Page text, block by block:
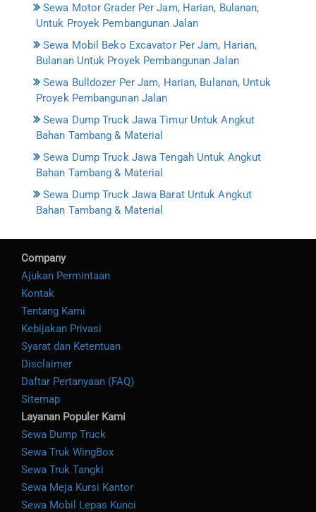
Sewa Motor Grader Per Jam, Harian, Bulanan,
Untuk Proyek Pembangunan Jalan
Sewa Mobil Beko Excavator Per Jam, Harian,
Bulanan Untuk Proyek Pembangunan Jalan
Sewa Bulldozer Per Jam, Harian, Bulanan, Untuk
Proyek Pembangunan Jalan
Sewa Dump Truck Jawa Timur Untuk Angkut
Bahan Tambang & Material
Sewa Dump Truck Jawa Tengah Untuk Angkut
Bahan Tambang & Material
Sewa Dump Truck Jawa Barat Untuk Angkut
Bahan Tambang & Material
Company
Ajukan Permintaan
Kontak
Tentang Kami
Kebijakan Privasi
Syarat dan Ketentuan
Disclaimer
Daftar Pertanyaan (FAQ)
Sitemap
Layanan Populer Kami
Sewa Dump Truck
Sewa Truk WingBox
Sewa Truk Tangki
Sewa Meja Kursi Kantor
Sewa Mobil Lepas Kunci